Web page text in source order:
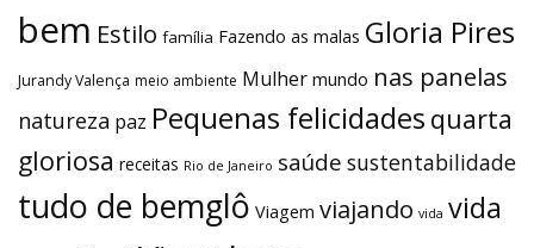
bem Estilo família Fazendo as malas Gloria Pires
Jurandy Valença meio ambiente Mulher mundo nas panelas
natureza paz Pequenas felicidades quarta
gloriosa receitas Rio de Janeiro saúde sustentabilidade
tudo de bemglô Viagem viajando vida vida